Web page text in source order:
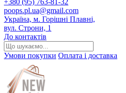
+380 (95) 763-81-32
poops.pl.ua@gmail.com
Україна, м. Горішні Плавні,
вул. Строни, 1
До контактів
Умови покупки Оплата і доставка